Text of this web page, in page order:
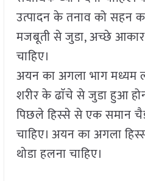
उत्पादन के तनाव को सहन
मजबूती से जुडा, अच्छे
चाहिए।
अयन का अगला भाग मध्यम
शरीर के ढाॅचे से जुडा हुआ
पिछले हिस्से से एक समान
चाहिए। अयन का अगला
थोडा हलना चाहिए।